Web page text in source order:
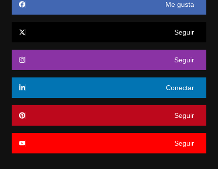
Me gusta
Seguir
Seguir
Conectar
Seguir
Seguir